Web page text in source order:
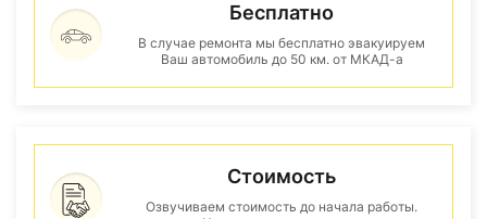
Бесплатно
В случае ремонта мы бесплатно эвакуируем
Ваш автомобиль до 50 км. от МКАД-а
Стоимость
Озвучиваем стоимость до начала работы.